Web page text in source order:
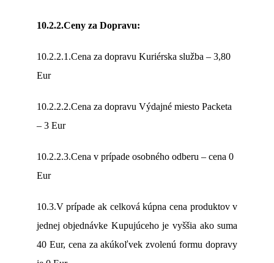
10.2.2.Ceny za Dopravu:
10.2.2.1.Cena za dopravu Kuriérska služba – 3,80
Eur
10.2.2.2.Cena za dopravu Výdajné miesto Packeta
– 3 Eur
10.2.2.3.Cena v prípade osobného odberu – cena 0
Eur
10.3.V prípade ak celková kúpna cena produktov v
jednej objednávke Kupujúceho je vyššia ako suma
40 Eur, cena za akúkoľvek zvolenú formu dopravy